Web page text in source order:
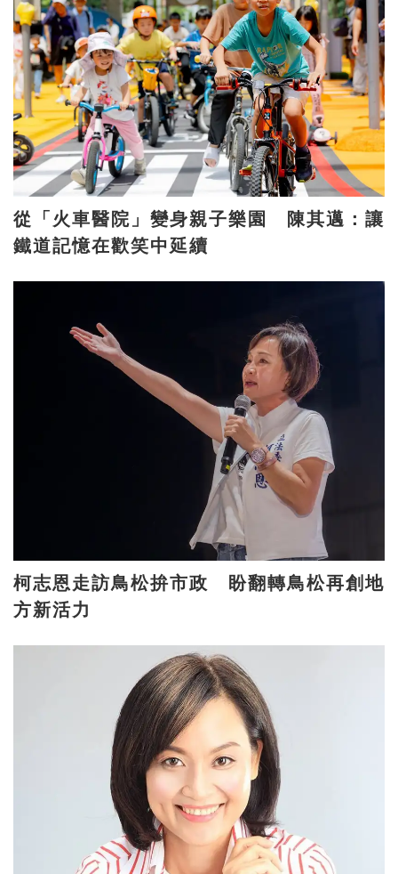
從「火車醫院」變身親子樂園 陳其邁：讓
鐵道記憶在歡笑中延續
柯志恩走訪鳥松拚市政 盼翻轉鳥松再創地
方新活力